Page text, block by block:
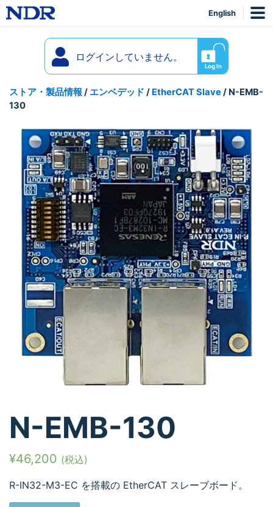
English
ログインしていません。
Log In
ストア・製品情報 / エンベデッド / EtherCAT Slave/ N-EMB-
130
N-EMB-130
¥46,200 (税込)
R-IN32-M3-EC を搭載の EtherCAT スレーブボード。